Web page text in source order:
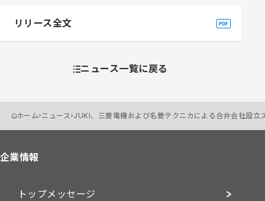
リリース全文
ニュース一覧に戻る
ホーム ニュース JUKI、三菱電機および名菱テクニカによる合弁会社設⽴
企業情報
トップメッセージ